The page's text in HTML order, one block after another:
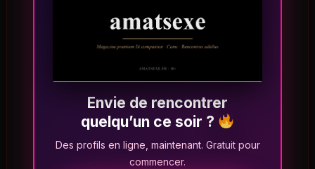
Envie de rencontrer
quelqu’un ce soir ?
Des profils en ligne, maintenant. Gratuit pour
commencer.